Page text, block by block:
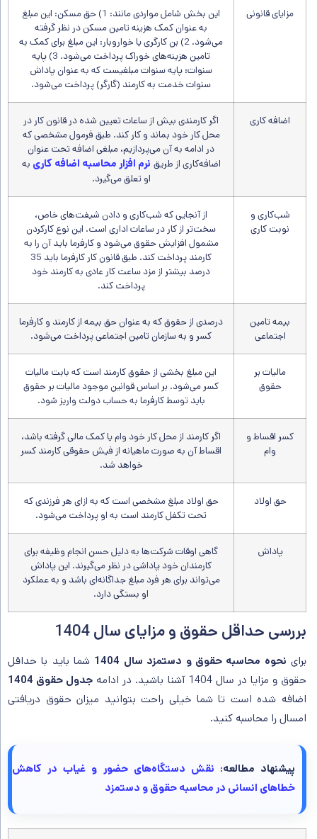
مزایای قانونی
این بخش شامل مواردی مانند: 1) حق مسکن: این مبلغ
به عنوان کمک هزینه تامین مسکن در نظر گرفته
می‌شود. 2) بن کارگری یا خواروبار: این مبلغ برای کمک به
تامین هزینه‌های خوراک پرداخت می‌شود. 3) پایه
سنوات: پایه سنوات مبلغیست که به عنوان پاداش
سنوات خدمت به کارمند (گارگر) پرداخت می‌شود.
اضافه کاری
اگر کارمندی بیش از ساعات تعیین شده در قانون کار در
محل کار خود بماند و کار کند. طبق فرمول مشخصی که
در ادامه به آن می‌پردازیم، مبلغی اضافه تحت عنوان
اضافه‌کاری از طریق نرم افزار محاسبه اضافه کاری به
او تعلق می‌گیرد.
شب‌کاری و
نوبت کاری
از آنجایی که شب‌کاری و دادن شیفت‌های خاص،
سخت‌تر از کار در ساعات اداری است. این نوع کارکردن
مشمول افزایش حقوق می‌شود و کارفرما باید آن را به
کارمند پرداخت کند. طبق قانون کار کارفرما باید 35
درصد بیشتر از مزد ساعت کار عادی به کارمند خود
پرداخت کند.
بیمه تامین
اجتماعی
درصدی از حقوق که به عنوان حق بیمه از کارمند و کارفرما
کسر و به سازمان تامین اجتماعی پرداخت می‌شود.
مالیات بر
حقوق
این مبلغ بخشی از حقوق کارمند است که بابت مالیات
کسر می‌شود. بر اساس قوانین موجود مالیات بر حقوق
باید توسط کارفرما به حساب دولت واریز شود.
کسر اقساط و
وام
اگر کارمند از محل کار خود وام یا کمک مالی گرفته باشد،
اقساط آن به صورت ماهیانه از فیش حقوقی کارمند کسر
خواهد شد.
حق اولاد
حق اولاد مبلغ مشخصی است که به ازای هر فرزندی که
تحت تکفل کارمند است به او پرداخت می‌شود.
پاداش
گاهی اوقات شرکت‌ها به دلیل حسن انجام وظیفه برای
کارمندان خود پاداشی در نظر می‌گیرند. این پاداش
می‌تواند برای هر فرد مبلغ جداگانه‌ای باشد و به عملکرد
او بستگی دارد.
بررسی حداقل حقوق و مزایای سال 1404
برای نحوه محاسبه حقوق و دستمزد سال 1404
شما باید با حداقل
حقوق و مزایا در سال 1404 آشنا باشید. در ادامه
جدول حقوق 1404
اضافه شده است تا شما خیلی راحت بتوانید میزان حقوق دریافتی
امسال را محاسبه کنید.
پیشنهاد مطالعه: نقش دستگاه‌های حضور و غیاب در کاهش
خطاهای انسانی در محاسبه حقوق و دستمزد